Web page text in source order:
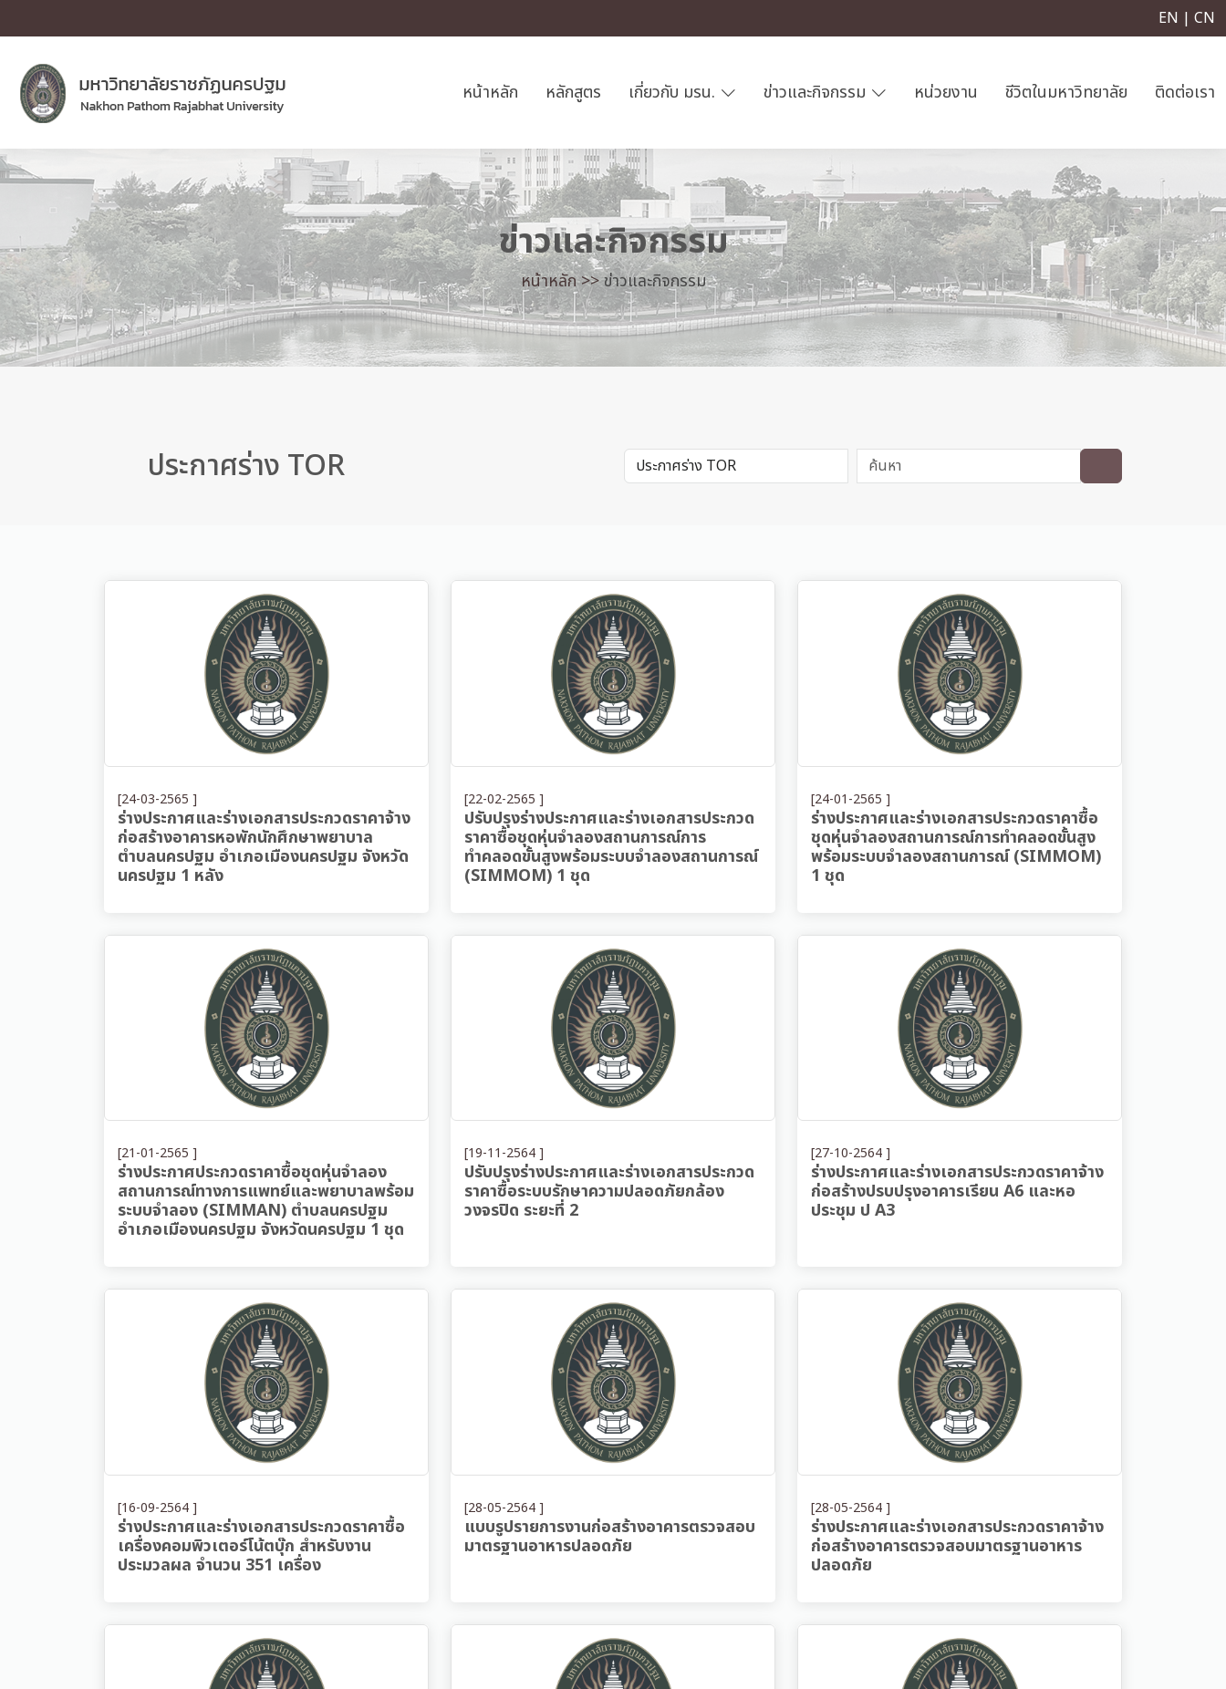
EN | CN
หน้าหลัก หลักสูตร เกี่ยวกับ มรน. ข่าวและกิจกรรม หน่วยงาน ชีวิตในมหาวิทยาลัย ติดต่อเรา
ข่าวและกิจกรรม
หน้าหลัก >>ข่าวและกิจกรรม
ประกาศร่าง TOR
[24-03-2565 ]
ร่างประกาศและร่างเอกสารประกวดราคาจ้าง
ก่อสร้างอาคารหอพักนักศึกษาพยาบาล
ตำบลนครปฐม อำเภอเมืองนครปฐม จังหวัด
นครปฐม 1 หลัง
[22-02-2565 ]
ปรับปรุงร่างประกาศและร่างเอกสารประกวด
ราคาซื้อชุดหุ่นจำลองสถานการณ์การ
ทำคลอดขั้นสูงพร้อมระบบจำลองสถานการณ์
(SIMMOM) 1 ชุด
[24-01-2565 ]
ร่างประกาศและร่างเอกสารประกวดราคาซื้อ
ชุดหุ่นจำลองสถานการณ์การทำคลอดขั้นสูง
พร้อมระบบจำลองสถานการณ์ (SIMMOM)
1 ชุด
[21-01-2565 ]
ร่างประกาศประกวดราคาซื้อชุดหุ่นจำลอง
สถานการณ์ทางการแพทย์และพยาบาลพร้อม
ระบบจำลอง (SIMMAN) ตำบลนครปฐม
อำเภอเมืองนครปฐม จังหวัดนครปฐม 1 ชุด
[19-11-2564 ]
ปรับปรุงร่างประกาศและร่างเอกสารประกวด
ราคาซื้อระบบรักษาความปลอดภัยกล้อง
วงจรปิด ระยะที่ 2
[27-10-2564 ]
ร่างประกาศและร่างเอกสารประกวดราคาจ้าง
ก่อสร้างปรบปรุงอาคารเรียน A6 และหอ
ประชุม ป A3
[16-09-2564 ]
ร่างประกาศและร่างเอกสารประกวดราคาซื้อ
เครื่องคอมพิวเตอร์โน้ตบุ๊ก สำหรับงาน
ประมวลผล จำนวน 351 เครื่อง
[28-05-2564 ]
แบบรูปรายการงานก่อสร้างอาคารตรวจสอบ
มาตรฐานอาหารปลอดภัย
[28-05-2564 ]
ร่างประกาศและร่างเอกสารประกวดราคาจ้าง
ก่อสร้างอาคารตรวจสอบมาตรฐานอาหาร
ปลอดภัย